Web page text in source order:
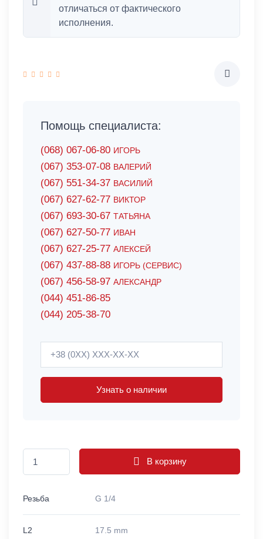
отличаться от фактического
исполнения.
Помощь специалиста:
(068) 067-06-80 ИГОРЬ
(067) 353-07-08 ВАЛЕРИЙ
(067) 551-34-37 ВАСИЛИЙ
(067) 627-62-77 ВИКТОР
(067) 693-30-67 ТАТЬЯНА
(067) 627-50-77 ИВАН
(067) 627-25-77 АЛЕКСЕЙ
(067) 437-88-88 ИГОРЬ (СЕРВИС)
(067) 456-58-97 АЛЕКСАНДР
(044) 451-86-85
(044) 205-38-70
Узнать о наличии
В корзину
Резьба G 1/4
L2 17.5 mm